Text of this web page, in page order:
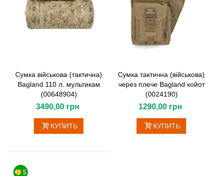
Сумка військова (тактична)
Bagland 110 л. мультикам
(00648904)
3490,00 грн
КУПИТЬ
Сумка тактична (військова)
через плече Bagland койот
(0024190)
1290,00 грн
КУПИТЬ